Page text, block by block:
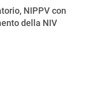
NIPPV con
della NIV